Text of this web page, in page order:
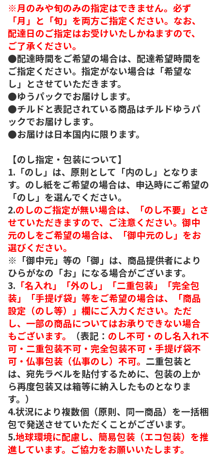
※月のみや旬のみの指定はできません。必ず
「月」と「旬」を両方ご指定ください。なお、
配達日のご指定はお受けいたしかねますので、
ご了承ください。
●配達時間をご希望の場合は、配達希望時間を
ご指定ください。指定がない場合は「希望な
し」とさせていただきます。
●ゆうパックでお届けします。
●チルドと表記されている商品はチルドゆうパ
ックでお届けします。
●お届けは日本国内に限ります。
【のし指定・包装について】
1.「のし」は、原則として「内のし」となりま
す。のし紙をご希望の場合は、申込時にご希望の
「のし」を選んでください。
2.のしのご指定が無い場合は、「のし不要」とさ
せていただきますので、ご注意ください。御中
元のしをご希望の場合は、「御中元のし」をお
選びください。
※「御中元」等の「御」は、商品提供者により
ひらがなの「お」になる場合がございます。
3. 「名入れ」「外のし」「二重包装」「完全包
装」「手提げ袋」等をご希望の場合は、「商品
設定（のし等）」欄にご入力ください。ただ
し、一部の商品についてはお承りできない場合
もございます。
（表記： のし不可・のし名入れ不
可・二重包装不可・完全包装不可・手提げ袋不
可・仏事包装（仏事のし）不可。 二重包装と
は、宛先ラベルを貼付するために、包装の上か
ら再度包装又は箱等に納入したものとなりま
す。）
4.状況により複数個（原則、同一商品）を一括梱
包で発送させていただくことがございます。
5.地球環境に配慮し、簡易包装（エコ包装）を推
進しています。ご協力をお願いいたします。